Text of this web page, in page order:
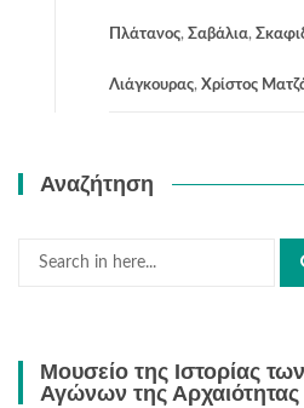
Πλάτανος, Σαβάλια,
Λιάγκουρας, Χρίστος
Αναζήτηση
Search
Μουσείο της Ιστορίας
Αγώνων της Αρχαιότητας